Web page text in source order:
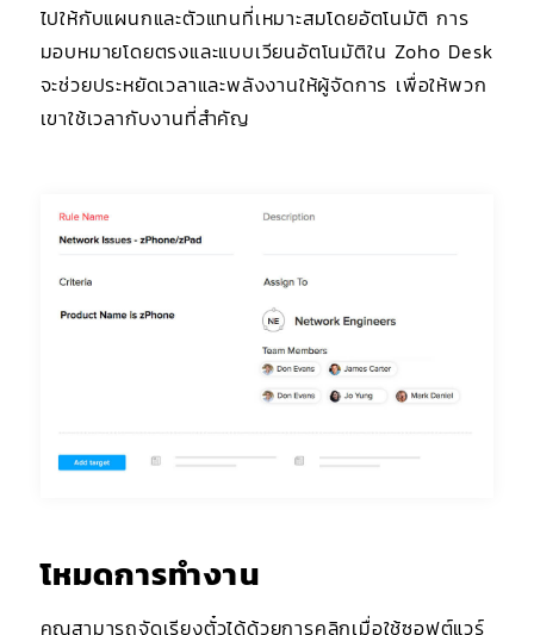
ไปให้กับแผนกและตัวแทนที่เหมาะสมโดยอัตโนมัติ การ
มอบหมายโดยตรงและแบบเวียนอัตโนมัติใน Zoho Desk
จะช่วยประหยัดเวลาและพลังงานให้ผู้จัดการ เพื่อให้พวก
เขาใช้เวลากับงานที่สำคัญ
โหมดการทำงาน
คุณสามารถจัดเรียงตั๋วได้ด้วยการคลิกเมื่อใช้ซอฟต์แวร์